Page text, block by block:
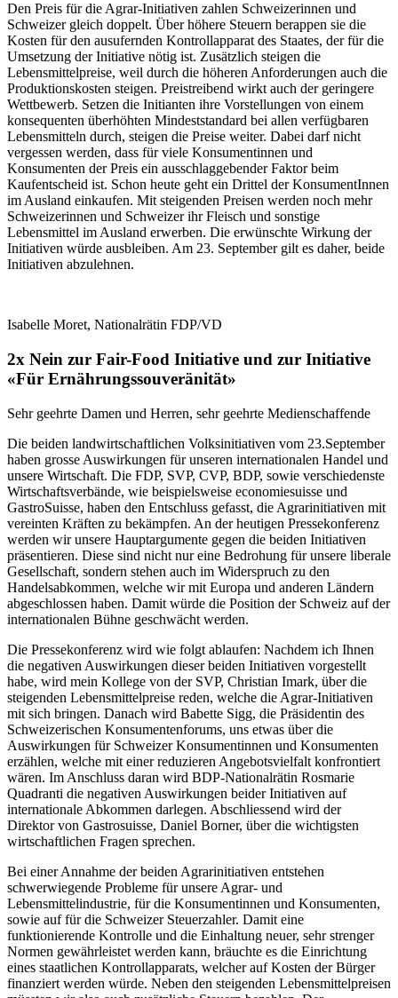
Den Preis für die Agrar-Initiativen zahlen Schweizerinnen und
Schweizer gleich doppelt. Über höhere Steuern berappen sie die
Kosten für den ausufernden Kontrollapparat des Staates, der für die
Umsetzung der Initiative nötig ist. Zusätzlich steigen die
Lebensmittelpreise, weil durch die höheren Anforderungen auch die
Produktionskosten steigen. Preistreibend wirkt auch der geringere
Wettbewerb. Setzen die Initianten ihre Vorstellungen von einem
konsequenten überhöhten Mindeststandard bei allen verfügbaren
Lebensmitteln durch, steigen die Preise weiter. Dabei darf nicht
vergessen werden, dass für viele Konsumentinnen und
Konsumenten der Preis ein ausschlaggebender Faktor beim
Kaufentscheid ist. Schon heute geht ein Drittel der KonsumentInnen
im Ausland einkaufen. Mit steigenden Preisen werden noch mehr
Schweizerinnen und Schweizer ihr Fleisch und sonstige
Lebensmittel im Ausland erwerben. Die erwünschte Wirkung der
Initiativen würde ausbleiben. Am 23. September gilt es daher, beide
Initiativen abzulehnen.
Isabelle Moret, Nationalrätin FDP/VD
2x Nein zur Fair-Food Initiative und zur Initiative
«Für Ernährungssouveränität»
Sehr geehrte Damen und Herren, sehr geehrte Medienschaffende
Die beiden landwirtschaftlichen Volksinitiativen vom 23.September
haben grosse Auswirkungen für unseren internationalen Handel und
unsere Wirtschaft. Die FDP, SVP, CVP, BDP, sowie verschiedenste
Wirtschaftsverbände, wie beispielsweise economiesuisse und
GastroSuisse, haben den Entschluss gefasst, die Agrarinitiativen mit
vereinten Kräften zu bekämpfen. An der heutigen Pressekonferenz
werden wir unsere Hauptargumente gegen die beiden Initiativen
präsentieren. Diese sind nicht nur eine Bedrohung für unsere liberale
Gesellschaft, sondern stehen auch im Widerspruch zu den
Handelsabkommen, welche wir mit Europa und anderen Ländern
abgeschlossen haben. Damit würde die Position der Schweiz auf der
internationalen Bühne geschwächt werden.
Die Pressekonferenz wird wie folgt ablaufen: Nachdem ich Ihnen
die negativen Auswirkungen dieser beiden Initiativen vorgestellt
habe, wird mein Kollege von der SVP, Christian Imark, über die
steigenden Lebensmittelpreise reden, welche die Agrar-Initiativen
mit sich bringen. Danach wird Babette Sigg, die Präsidentin des
Schweizerischen Konsumentenforums, uns etwas über die
Auswirkungen für Schweizer Konsumentinnen und Konsumenten
erzählen, welche mit einer reduzieren Angebotsvielfalt konfrontiert
wären. Im Anschluss daran wird BDP-Nationalrätin Rosmarie
Quadranti die negativen Auswirkungen beider Initiativen auf
internationale Abkommen darlegen. Abschliessend wird der
Direktor von Gastrosuisse, Daniel Borner, über die wichtigsten
wirtschaftlichen Fragen sprechen.
Bei einer Annahme der beiden Agrarinitiativen entstehen
schwerwiegende Probleme für unsere Agrar- und
Lebensmittelindustrie, für die Konsumentinnen und Konsumenten,
sowie auf für die Schweizer Steuerzahler. Damit eine
funktionierende Kontrolle und die Einhaltung neuer, sehr strenger
Normen gewährleistet werden kann, bräuchte es die Einrichtung
eines staatlichen Kontrollapparats, welcher auf Kosten der Bürger
finanziert werden würde. Neben den steigenden Lebensmittelpreisen